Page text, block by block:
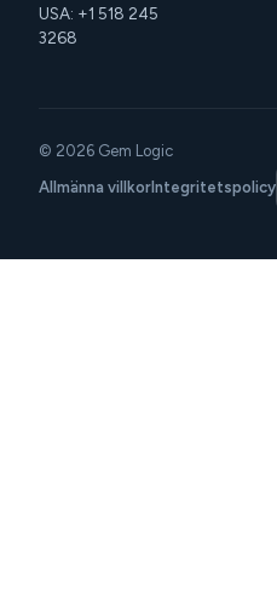
USA: +1 518 245
3268
© 2026 Gem Logic
Allmänna villkor Integritetspolicy